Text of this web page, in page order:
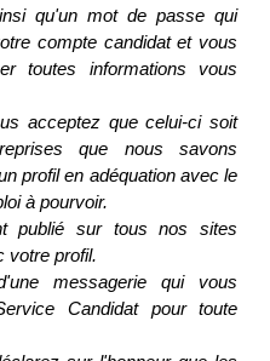
qu'un mot de passe qui
compte candidat et vous
toutes informations vous
acceptez que celui-ci soit
que nous savons
profil en adéquation avec le
à pourvoir.
publié sur tous nos sites
votre profil.
messagerie qui vous
Candidat pour toute